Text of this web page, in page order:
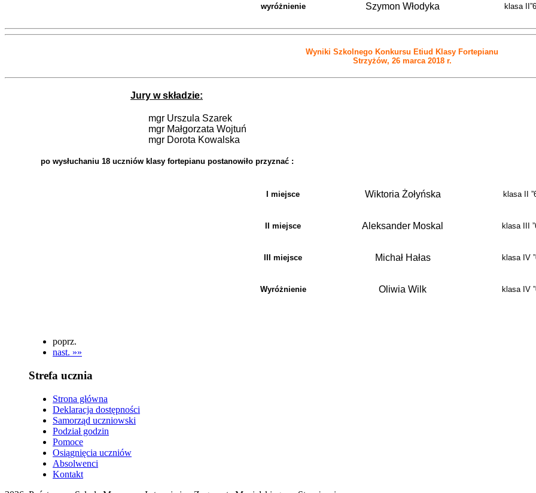
wyróżnienie Szymon Włodyka klasa
Wyniki Szkolnego Konkursu Etiud Klasy Fortepianu
Strzyżów, 26 marca 2018 r.
Jury w składzie:
mgr Urszula Szarek
mgr Małgorzata Wojtuń
mgr Dorota Kowalska
po wysłuchaniu 18 uczniów klasy fortepianu postanowiło przyznać :
I miejsce Wiktoria Żołyńska klasa II
II miejsce Aleksander Moskal klasa III
III miejsce Michał Hałas klasa IV
Wyróżnienie Oliwia Wilk klasa IV
poprz.
nast. »»
Strefa ucznia
Strona główna
Deklaracja dostępności
Samorząd uczniowski
Podział godzin
Pomoce
Osiągnięcia uczniów
Absolwenci
Kontakt